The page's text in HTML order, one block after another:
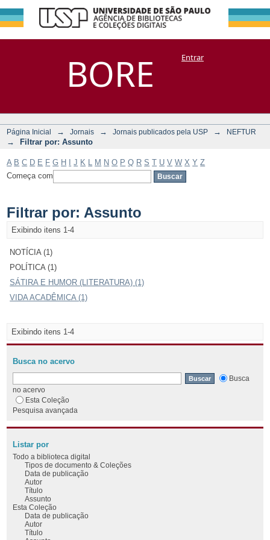
BORE
Filtrar por:
Assunto
DSpace/Manakin + CoriscoEntrar
Página Inicial → Jornais → Jornais publicados pela USP → NEFTUR
→ Filtrar por: Assunto
A B C D E F G H J K M N O P Q R S T U V W X Y Z
Começa com
Filtrar por: Assunto
Exibindo itens 1-4
NOTÍCIA (1)
POLÍTICA (1)
SÁTIRA E HUMOR (LITERATURA) (1)
VIDA ACADÊMICA (1)
Exibindo itens 1-4
Busca no acervo
Busca
no acervo
Esta Coleção
Pesquisa avançada
Listar por
Todo a biblioteca digital
Tipos de documento & Coleções
Data de publicação
Autor
Título
Assunto
Esta Coleção
Data de publicação
Autor
Título